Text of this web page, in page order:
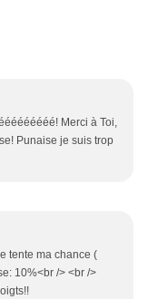
Merci à Toi,
Punaise je suis trop
tente ma chance (
10%<br /> <br />